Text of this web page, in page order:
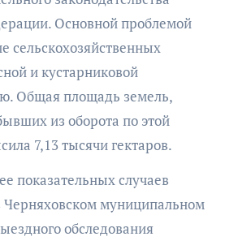
Основной проблемой
сельскохозяйственных
и кустарниковой
Общая площадь земель,
из оборота по этой
7,13 тысячи гектаров.
показательных случаев
Черняховском муниципальном
обследования